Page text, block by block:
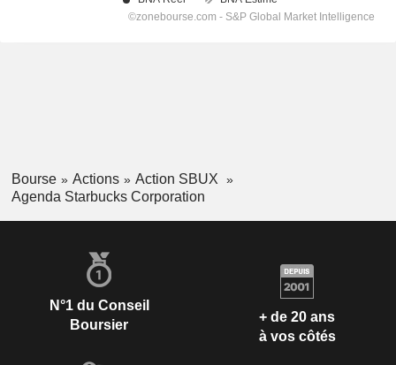
Bourse Actions
Action SBUX
Agenda Starbucks Corporation
N°1 du Conseil
Boursier
+ de 20 ans
à vos côtés